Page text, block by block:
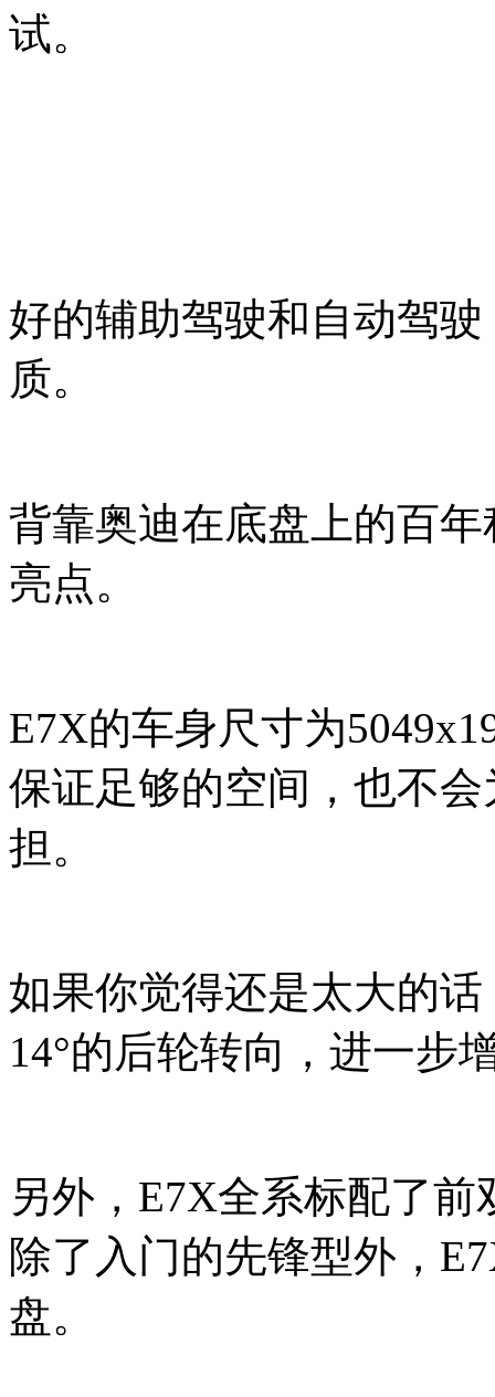
试。
好的辅助驾驶和自动驾
质。
背靠奥迪在底盘上的百
亮点。
E7X的车身尺寸为
保证足够的空间，也不
担。
如果你觉得还是太大的
14°的后轮转向，进一步
另外，E7X全系标配了
除了入门的先锋型外，
盘。